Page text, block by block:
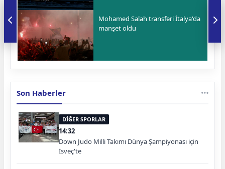
Mohamed Salah transferi İtalya'da
manşet oldu
Son Haberler
DİĞER SPORLAR
14:32
Down Judo Milli Takımı Dünya Şampiyonası için
İsveç'te